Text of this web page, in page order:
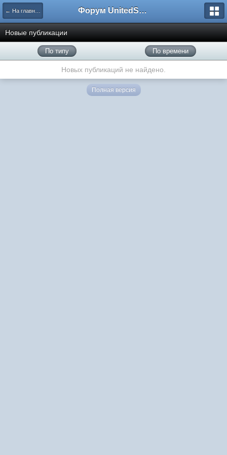
← На главную Форум UnitedSouth
Новые публикации
По типу По времени
Новых публикаций не найдено.
Полная версия